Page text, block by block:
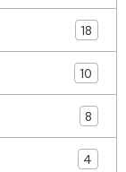
18
10
8
4